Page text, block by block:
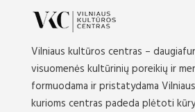
Vilniaus kultūros centras –
visuomenės kultūrinių poreikių ir
formuodama ir pristatydama
kurioms centras padeda plėtoti